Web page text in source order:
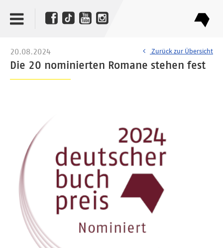
Zurück zur Übersicht
20.08.2024
Die 20 nominierten Romane stehen fest